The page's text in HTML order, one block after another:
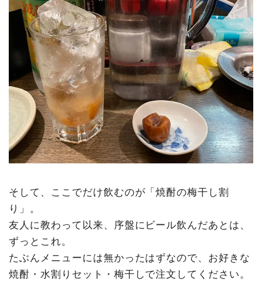
そして、ここでだけ飲むのが「焼酎の梅干し割
り」。
友人に教わって以来、序盤にビール飲んだあとは、
ずっとこれ。
たぶんメニューには無かったはずなので、お好きな
焼酎・水割りセット・梅干しで注文してください。